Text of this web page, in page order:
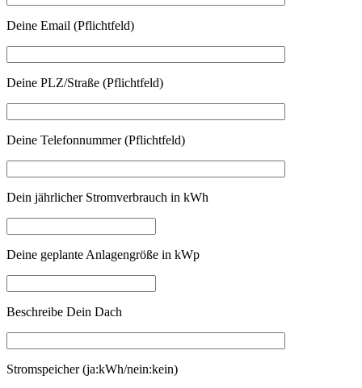
Deine Email (Pflichtfeld)
Deine PLZ/Straße (Pflichtfeld)
Deine Telefonnummer (Pflichtfeld)
Dein jährlicher Stromverbrauch in kWh
Deine geplante Anlagengröße in kWp
Beschreibe Dein Dach
Stromspeicher (ja:kWh/nein:kein)